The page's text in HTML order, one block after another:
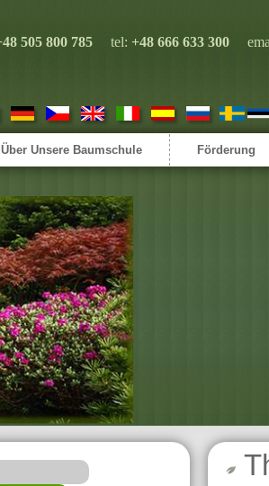
505 800 785 tel: +48 666 633 300
Nous
avons
Über Unsere Baumschule Förderung